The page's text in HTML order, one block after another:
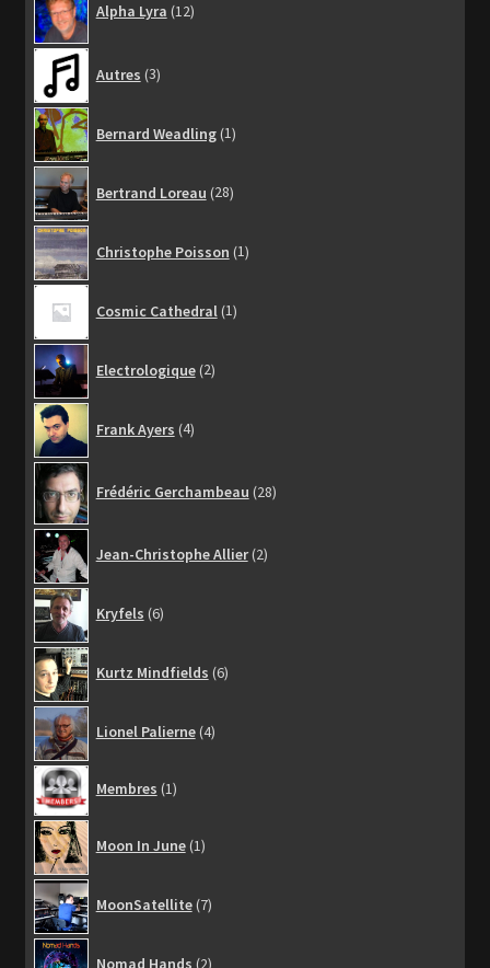
Alpha Lyra 12produits
Autres 3produits
Bernard Weadling 1produit
Bertrand Loreau 28produits
Christophe Poisson 1produit
Cosmic Cathedral 1produit
Electrologique 2produits
Frank Ayers 4produits
Frédéric Gerchambeau 28produits
Jean-Christophe Allier 2produits
Kryfels 6produits
Kurtz Mindfields 6produits
Lionel Palierne 4produits
Membres 1
produit
Moon In June 1produit
MoonSatellite 7produits
Nomad Hands 2